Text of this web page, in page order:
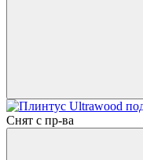
Снят с пр-ва